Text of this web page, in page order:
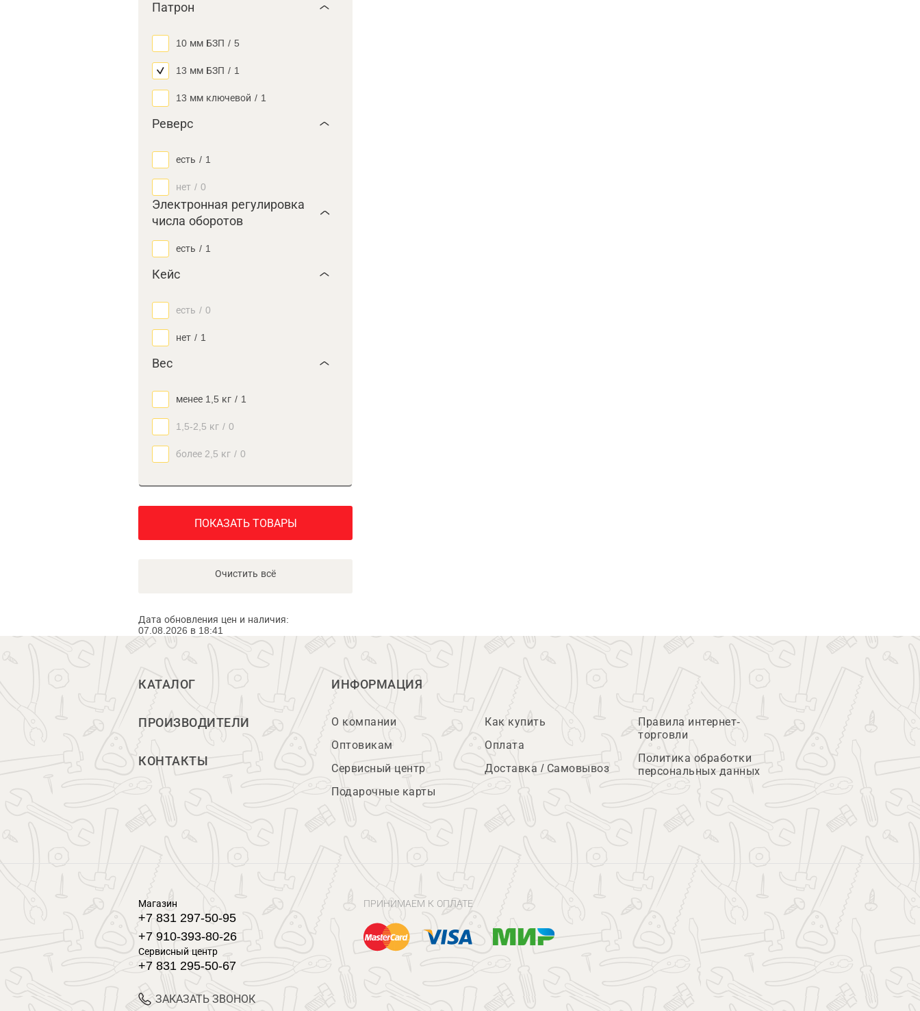
Патрон
10 мм БЗП / 5
13 мм БЗП / 1
13 мм ключевой / 1
Реверс
есть / 1
нет / 0
Электронная регулировка
числа оборотов
есть / 1
Кейс
есть / 0
нет / 1
Вес
менее 1,5 кг / 1
1,5-2,5 кг / 0
более 2,5 кг / 0
ПОКАЗАТЬ ТОВАРЫ
Очистить всё
Дата обновления цен и наличия:
07.08.2026 в 18:41
КАТАЛОГ
ПРОИЗВОДИТЕЛИ
КОНТАКТЫ
ИНФОРМАЦИЯ
О компании
Оптовикам
Сервисный центр
Подарочные карты
Как купить
Оплата
Доставка / Самовывоз
Правила интернет-
торговли
Политика обработки
персональных данных
Магазин
+7 831 297-50-95
+7 910-393-80-26
Сервисный центр
+7 831 295-50-67
ЗАКАЗАТЬ ЗВОНОК
ПРИНИМАЕМ К ОПЛАТЕ